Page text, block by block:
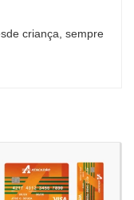
criança, sempre